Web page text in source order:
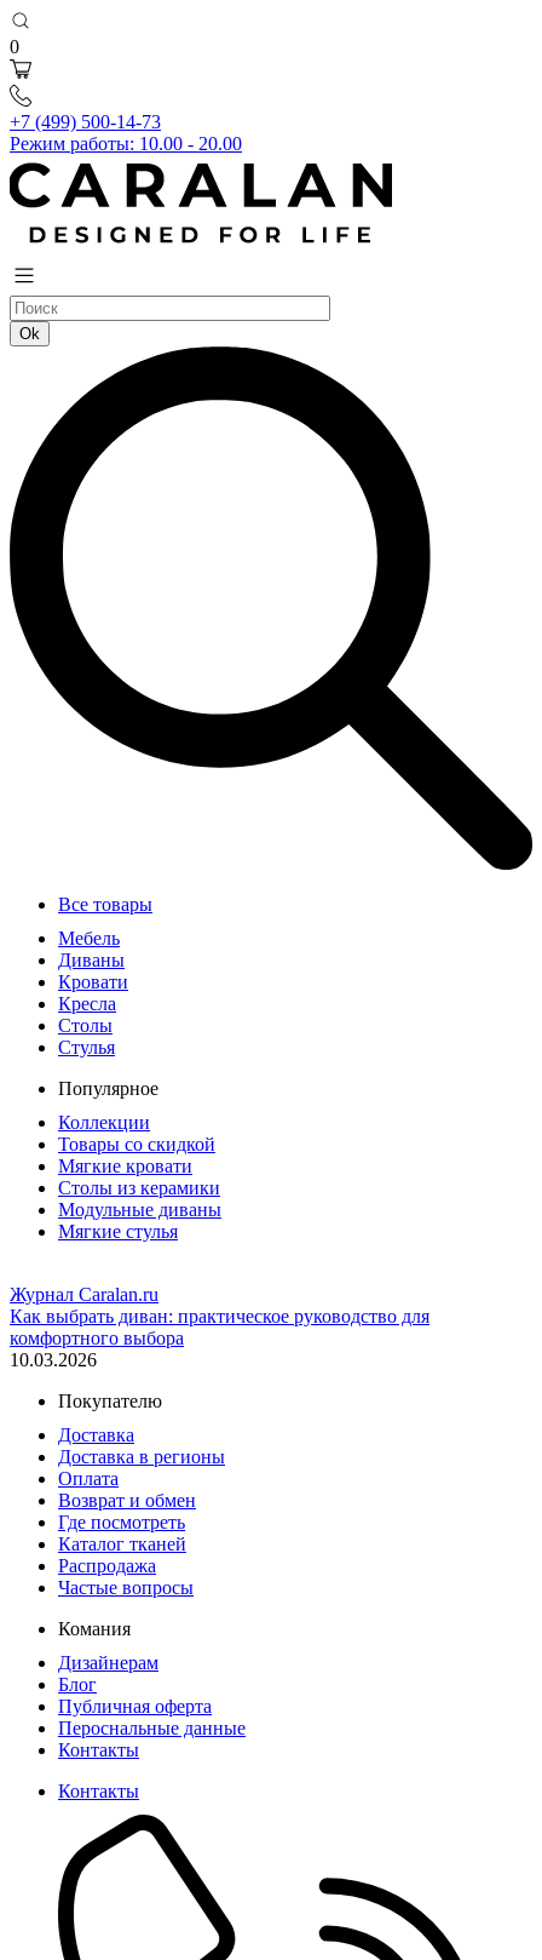
0
+7 (499) 500-14-73
Режим работы: 10.00 - 20.00
Все товары
Мебель
Диваны
Кровати
Кресла
Столы
Стулья
Популярное
Коллекции
Товары со скидкой
Мягкие кровати
Столы из керамики
Модульные диваны
Мягкие стулья
Журнал Caralan.ru
Как выбрать диван: практическое руководство для
комфортного выбора
10.03.2026
Покупателю
Доставка
Доставка в регионы
Оплата
Возврат и обмен
Где посмотреть
Каталог тканей
Распродажа
Частые вопросы
Комания
Дизайнерам
Блог
Публичная оферта
Пероснальные данные
Контакты
Контакты